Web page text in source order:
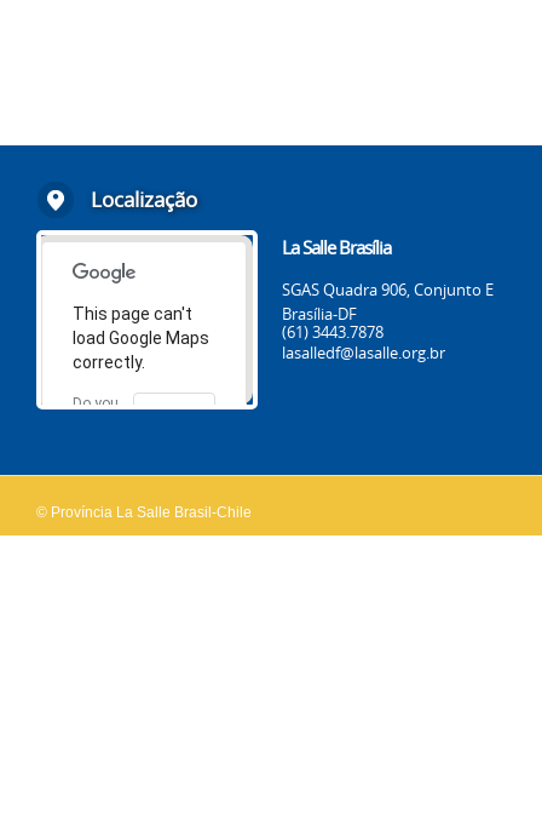
Localização
This page can't
load Google Maps
correctly.
Do you
OK
La Salle Brasília
SGAS Quadra 906, Conjunto E
Brasília-DF
(61) 3443.7878
lasalledf@lasalle.org.br
© Província La Salle Brasil-Chile